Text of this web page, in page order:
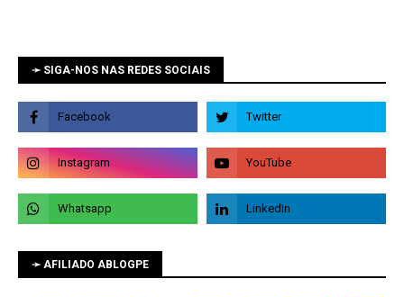
➛ SIGA-NOS NAS REDES SOCIAIS
➛ AFILIADO ABLOGPE